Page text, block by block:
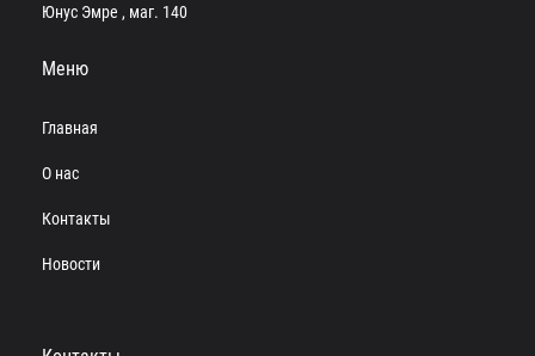
Юнус Эмре , маг. 140
Меню
Главная
О нас
Контакты
Новости